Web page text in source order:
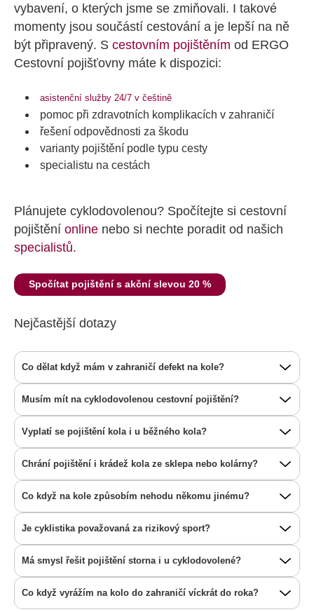
vybavení, o kterých jsme se zmiňovali. I takové
momenty jsou součástí cestování a je lepší na ně
být připravený. S cestovním pojištěním od ERGO
Cestovní pojišťovny máte k dispozici:
asistenční služby 24/7 v češtině
pomoc při zdravotních komplikacích v zahraničí
řešení odpovědnosti za škodu
varianty pojištění podle typu cesty
specialistu na cestách
Plánujete cyklodovolenou? Spočítejte si cestovní
pojištění online nebo si nechte poradit od našich
specialistů.
Spočítat pojištění s akční slevou 20 %
Nejčastější dotazy
Co dělat když mám v zahraničí defekt na kole?
Musím mít na cyklodovolenou cestovní pojištění?
Vyplatí se pojištění kola i u běžného kola?
Chrání pojištění i krádež kola ze sklepa nebo kolárny?
Co když na kole způsobím nehodu někomu jinému?
Je cyklistika považovaná za rizikový sport?
Má smysl řešit pojištění storna i u cyklodovolené?
Co když vyrážím na kolo do zahraničí víckrát do roka?